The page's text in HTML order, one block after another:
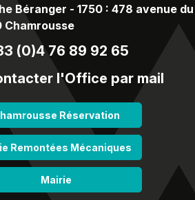
Béranger - 1750 : 478 avenue
Chamrousse
(0)4 76 89 92 65
l'Office par mail
Réservation
Remontées Mécaniques
Mairie